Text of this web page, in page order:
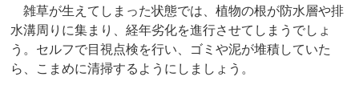
雑草が生えてしまった状態では、植物の根が防水層や排
水溝周りに集まり、経年劣化を進行させてしまうでしょ
う。セルフで目視点検を行い、ゴミや泥が堆積していた
ら、こまめに清掃するようにしましょう。